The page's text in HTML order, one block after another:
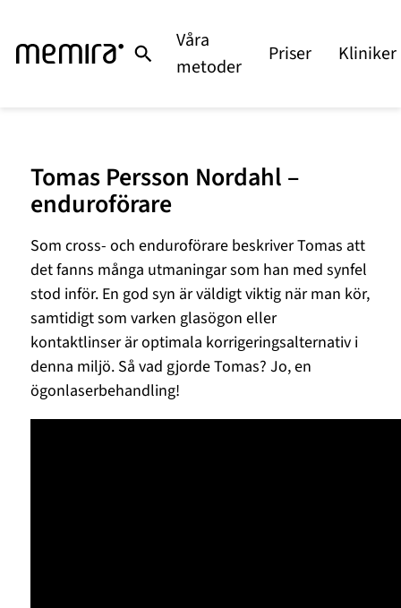
Våra
metoder
Priser Kliniker
Tomas Persson Nordahl –
enduroförare
Som cross- och enduroförare beskriver Tomas att
det fanns många utmaningar som han med synfel
stod inför. En god syn är väldigt viktig när man kör,
samtidigt som varken glasögon eller
kontaktlinser är optimala korrigeringsalternativ i
denna miljö. Så vad gjorde Tomas? Jo, en
ögonlaserbehandling!